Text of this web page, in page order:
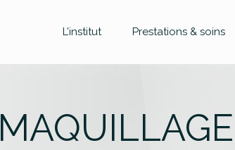
L’institut Prestations & soins